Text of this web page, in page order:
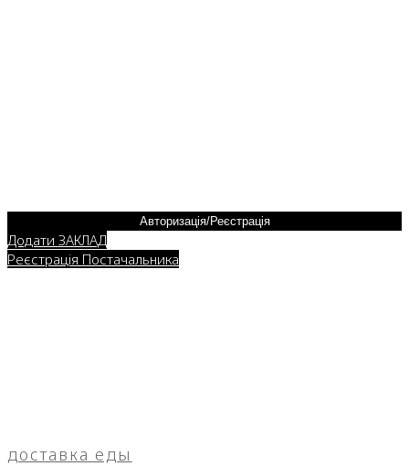
Авторизація/Реєстрація
Додати ЗАКЛАД
Реєстрація Постачальника
доставка еды